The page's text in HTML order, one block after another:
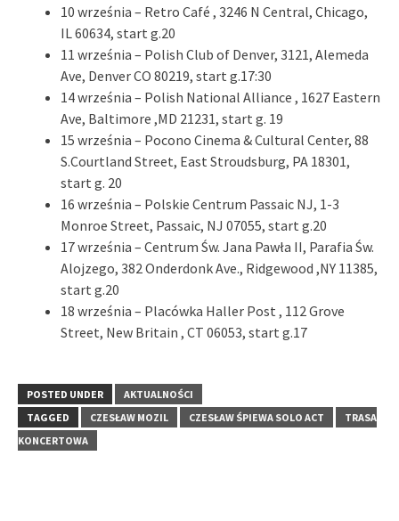
10 września – Retro Café , 3246 N Central, Chicago,
IL 60634, start g.20
11 września – Polish Club of Denver, 3121, Alemeda
Ave, Denver CO 80219, start g.17:30
14 września – Polish National Alliance , 1627 Eastern
Ave, Baltimore ,MD 21231, start g. 19
15 września – Pocono Cinema & Cultural Center, 88
S.Courtland Street, East Stroudsburg, PA 18301,
start g. 20
16 września – Polskie Centrum Passaic NJ, 1-3
Monroe Street, Passaic, NJ 07055, start g.20
17 września – Centrum Św. Jana Pawła II, Parafia Św.
Alojzego, 382 Onderdonk Ave., Ridgewood ,NY 11385,
start g.20
18 września – Placówka Haller Post , 112 Grove
Street, New Britain , CT 06053, start g.17
POSTED UNDER
AKTUALNOŚCI
TAGGED
CZESŁAW MOZIL CZESŁAW ŚPIEWA SOLO ACT
TRASA
KONCERTOWA